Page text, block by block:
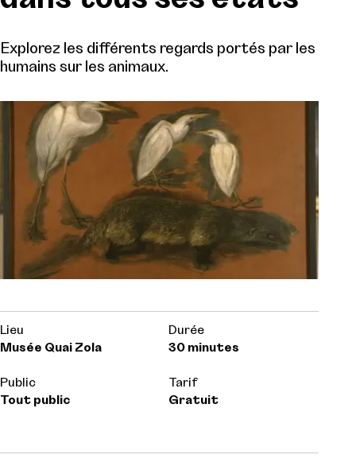
Explorez les différents regards portés par les
humains sur les animaux.
Lieu
Musée Quai Zola
Durée
30 minutes
Public
Tout public
Tarif
Gratuit